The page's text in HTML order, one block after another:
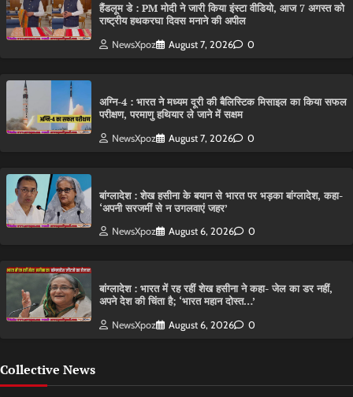
हैंडलूम डे : PM मोदी ने जारी किया इंस्टा वीडियो, आज 7 अगस्त को
राष्ट्रीय हथकरघा दिवस मनाने की अपील
NewsXpoz August 7, 2026 0
अग्नि-4 : भारत ने मध्यम दूरी की बैलिस्टिक मिसाइल का किया सफल
परीक्षण, परमाणु हथियार ले जाने में सक्षम
NewsXpoz August 7, 2026 0
बांग्लादेश : शेख हसीना के बयान से भारत पर भड़का बांग्लादेश, कहा-
‘अपनी सरजमीं से न उगलवाएं जहर’
NewsXpoz August 6, 2026 0
बांग्लादेश : भारत में रह रहीं शेख हसीना ने कहा- जेल का डर नहीं,
अपने देश की चिंता है; ‘भारत महान दोस्त…’
NewsXpoz August 6, 2026 0
Collective News